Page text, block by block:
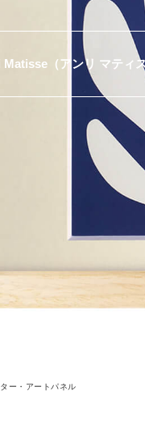
ー・アートパネル